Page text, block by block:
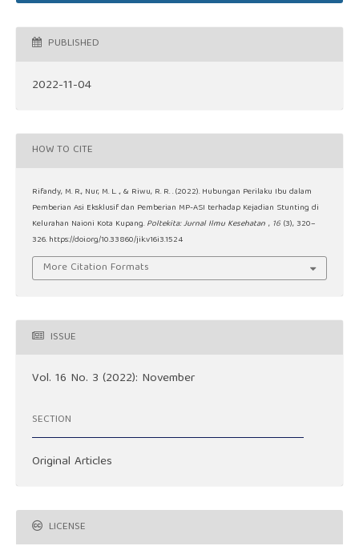
PUBLISHED
2022-11-04
HOW TO CITE
Rifandy, M. R., Nur, M. L. ., & Riwu, R. R. . (2022). Hubungan Perilaku Ibu dalam
Pemberian Asi Eksklusif dan Pemberian MP-ASI terhadap Kejadian Stunting di
Kelurahan Naioni Kota Kupang. Poltekita: Jurnal Ilmu Kesehatan , 16 (3), 320–
326. https://doi.org/10.33860/jik.v16i3.1524
More Citation Formats
ISSUE
Vol. 16 No. 3 (2022): November
SECTION
Original Articles
LICENSE